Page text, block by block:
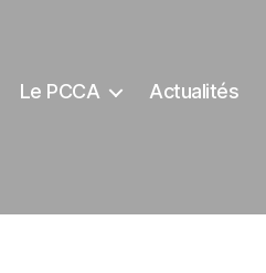
Le PCCA Actualités